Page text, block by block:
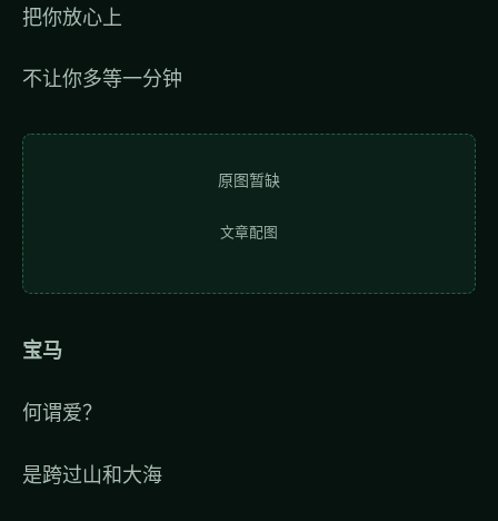
把你放心上
不让你多等一分钟
原图暂缺
文章配图
宝马
何谓爱？
是跨过山和大海